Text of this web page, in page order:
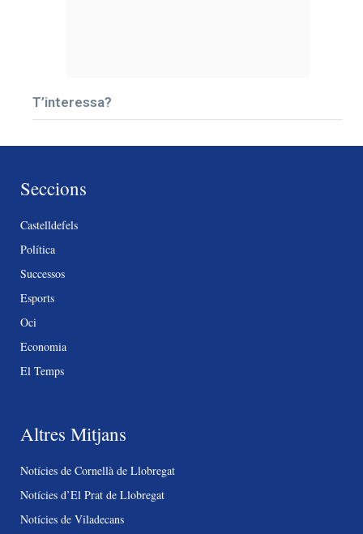
T’interessa?
Seccions
Castelldefels
Política
Successos
Esports
Oci
Economia
El Temps
Altres Mitjans
Notícies de Cornellà de Llobregat
Notícies d’El Prat de Llobregat
Notícies de Viladecans